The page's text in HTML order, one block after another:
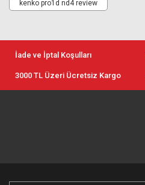
kenko pro1d nd4 review
İade ve İptal Koşulları
3000 TL Üzeri Ücretsiz Kargo